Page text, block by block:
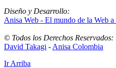
Diseño y Desarrollo:
Anisa Web - El mundo de la Web a
© Todos los Derechos Reservados:
David Takagi - Anisa Colombia
Ir Arriba